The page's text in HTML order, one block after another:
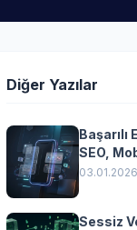
Diğer Yazılar
SEO,
03.01.2026
Sessiz